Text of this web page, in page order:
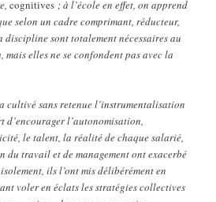
cognitives ; à l’école en effet, on apprend
selon un cadre comprimant, réducteur,
discipline sont totalement nécessaires au
elles ne se confondent pas avec la
cultivé sans retenue l’instrumentalisation
d’encourager l’autonomisation,
le talent, la réalité de chaque salarié,
du travail et de management ont exacerbé
ils l’ont mis délibérément en
voler en éclats les stratégies collectives